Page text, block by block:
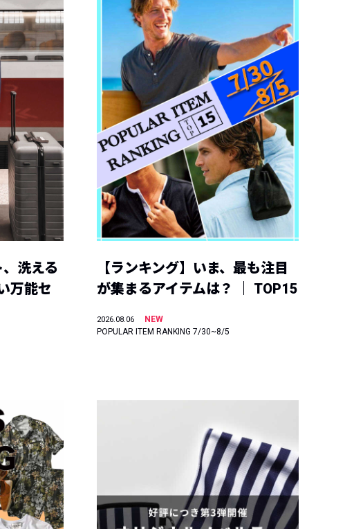
、洗える
万能セ
【ランキング】いま、最も注目
が集まるアイテムは？ ｜ TOP15
2026.08.06
NEW
POPULAR ITEM RANKING 7/30~8/5